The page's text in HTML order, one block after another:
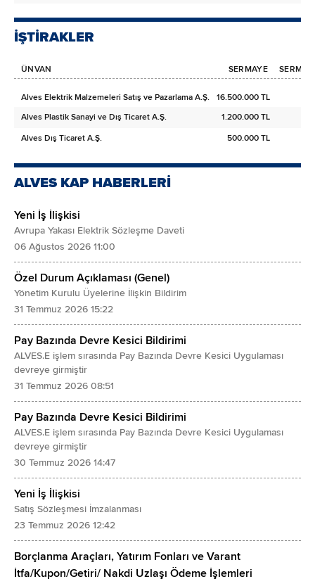
İŞTİRAKLER
ÜNVAN SERMAYE
Alves Elektrik Malzemeleri Satış ve Pazarlama A.Ş.
16.500.000 TL
Alves Plastik Sanayi ve Dış Ticaret A.Ş.
1.200.000 TL
Alves Dış Ticaret A.Ş.
500.000 TL
ALVES KAP HABERLERİ
Yeni İş İlişkisi
Avrupa Yakası Elektrik Sözleşme Daveti
06 Ağustos 2026 11:00
Özel Durum Açıklaması (Genel)
Yönetim Kurulu Üyelerine İlişkin Bildirim
31 Temmuz 2026 15:22
Pay Bazında Devre Kesici Bildirimi
ALVES.E işlem sırasında Pay Bazında Devre Kesici Uygulaması
devreye girmiştir
31 Temmuz 2026 08:51
Pay Bazında Devre Kesici Bildirimi
ALVES.E işlem sırasında Pay Bazında Devre Kesici Uygulaması
devreye girmiştir
30 Temmuz 2026 14:47
Yeni İş İlişkisi
Satış Sözleşmesi İmzalanması
23 Temmuz 2026 12:42
Borçlanma Araçları, Yatırım Fonları ve Varant
İtfa/Kupon/Getiri/ Nakdi Uzlaşı Ödeme İşlemleri